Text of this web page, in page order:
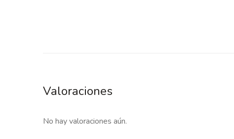
Valoraciones
No hay valoraciones aún.